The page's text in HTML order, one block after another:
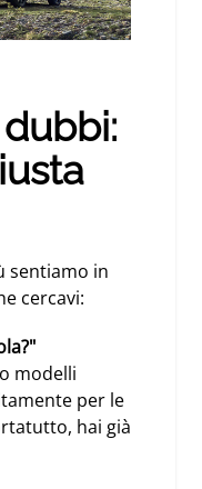
sentiamo in
cercavi:
modelli
per le
hai già